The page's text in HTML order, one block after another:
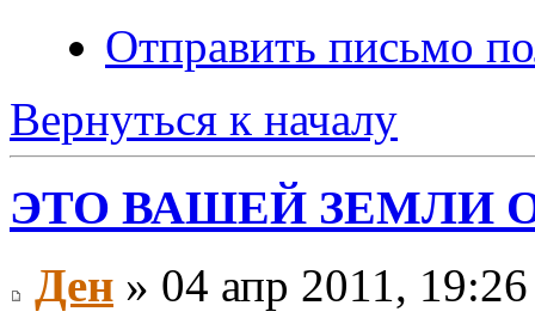
Отправить письмо
Вернуться к началу
ЭТО ВАШЕЙ ЗЕМЛИ
Ден » 04 апр 2011, 19:26